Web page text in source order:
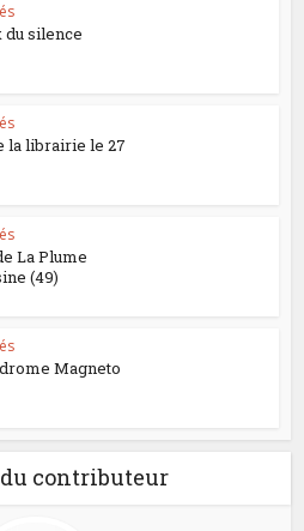
du silence
la librairie le 27
La Plume
(49)
Magneto
du contributeur